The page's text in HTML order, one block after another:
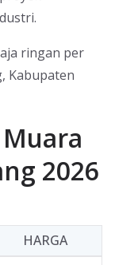
ringan per
Kabupaten
2026
HARGA